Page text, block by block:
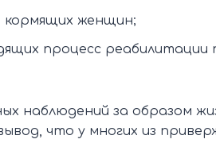
кормящих женщин;
процесс реабилитации
наблюдений за образом
что у многих из